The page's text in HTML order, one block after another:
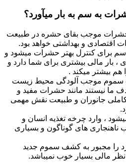
به سم به بار میآورد؟
موجب بقای حشره در طبیعت
اقتصادی و بهداشتی خواهد بود.
برای کنترل بهتر حشرات میشود و
، بار مالی بیشتری برای شما دارد و
بیشتر میکند .
سموم موجب آلودگی محیط زیست
ما نیستند مانند حشرات مفید و
جانوران و طبیعت نقش مهمی
، وارد چرخه تغذیه انسان و
ناهنجاری های گوناگون و بسیاری
را مجبور به کشف سموم جدید
مالی بسیار خوب نمیباشد.